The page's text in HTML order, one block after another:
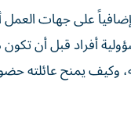
إضافياً على جهات
أفراد قبل أن
وكيف يمنح عائلته